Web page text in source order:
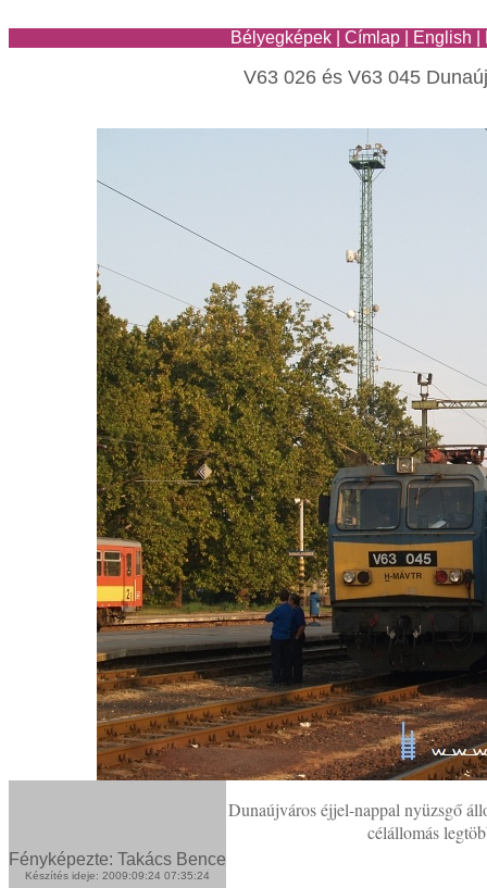
Bélyegképek Címlap English
V63 026 és V63 045
Fényképezte: Takács Bence
Készítés ideje: 2009:09:24 07:35:24
Dunaújváros éjjel-nappal nyüzsgő
célállomás